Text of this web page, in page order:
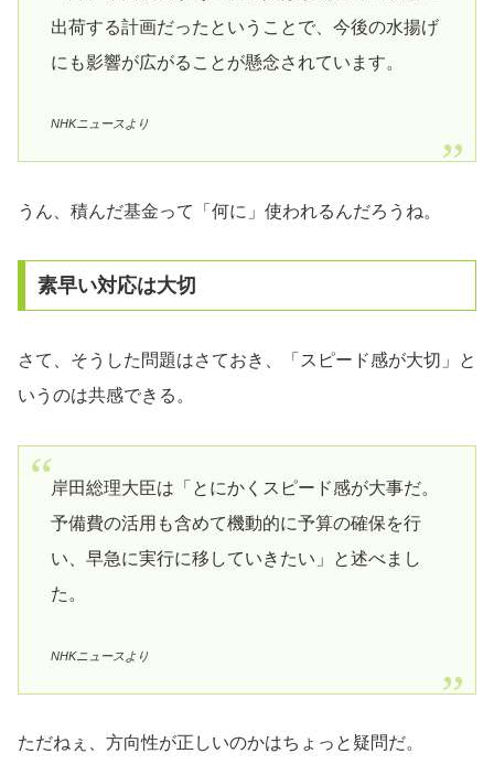
出荷する計画だったということで、今後の水揚げ
にも影響が広がることが懸念されています。
NHKニュースより
うん、積んだ基金って「何に」使われるんだろうね。
素早い対応は大切
さて、そうした問題はさておき、「スピード感が大切」と
いうのは共感できる。
岸田総理大臣は「とにかくスピード感が大事だ。
予備費の活用も含めて機動的に予算の確保を行
い、早急に実行に移していきたい」と述べまし
た。
NHKニュースより
ただねぇ、方向性が正しいのかはちょっと疑問だ。